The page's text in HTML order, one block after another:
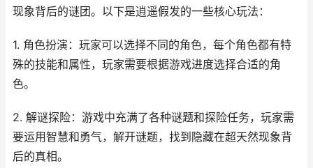
现象背后的谜团。以下是逍遥假发的一些核心玩法：
1. 角色扮演：玩家可以选择不同的角色，每个角色都有特
殊的技能和属性，玩家需要根据游戏进度选择合适的角
色。
2. 解谜探险：游戏中充满了各种谜题和探险任务，玩家需
要运用智慧和勇气，解开谜题，找到隐藏在超天然现象背
后的真相。